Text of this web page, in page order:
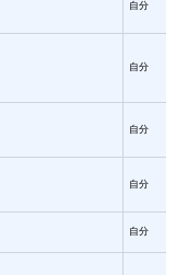
自分
自分
自分
自分
自分